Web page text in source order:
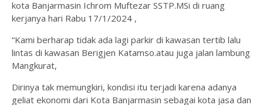
kota Banjarmasin Ichrom Muftezar SSTP.MSi di ruang
kerjanya hari Rabu 17/1/2024 ,
“Kami berharap tidak ada lagi parkir di kawasan tertib lalu
lintas di kawasan Berigjen Katamso.atau juga jalan lambung
Mangkurat,
Dirinya tak memungkiri, kondisi itu terjadi karena adanya
geliat ekonomi dari Kota Banjarmasin sebagai kota jasa dan